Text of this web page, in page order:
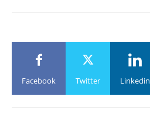
Facebook Twitter Linkedin